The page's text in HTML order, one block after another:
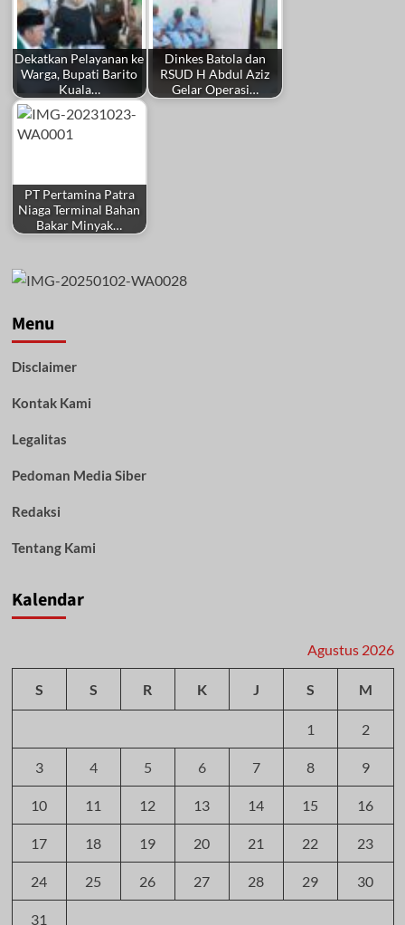
Dekatkan Pelayanan ke
Warga, Bupati Barito
Kuala…
Dinkes Batola dan
RSUD H Abdul Aziz
Gelar Operasi…
PT Pertamina Patra
Niaga Terminal Bahan
Bakar Minyak…
Menu
Disclaimer
Kontak Kami
Legalitas
Pedoman Media Siber
Redaksi
Tentang Kami
Kalendar
Agustus 2026
S S R K J S M
1 2
3 4 5 6 7 8 9
10 11 12 13 14 15 16
17 18 19 20 21 22 23
24 25 26 27 28 29 30
31